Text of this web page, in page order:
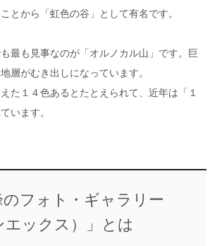
とから「虹色の谷」として有名です。
最も見事なのが「オルノカル山」です。巨
層がむき出しになっています。
た１４色あるとたとえられて、近年は「１
います。
のフォト・ギャラリー
エックス）」とは